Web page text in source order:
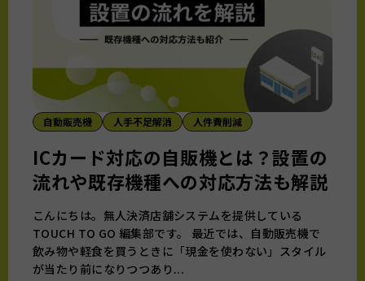
自動販売機 人手不足解消 人件費削減
ICカード対応の自販機とは？設置の
流れや既存機種への対応方法も解説
こんにちは。無人決済店舗システムを提供している
TOUCH TO GO 編集部です。 最近では、自動販売機で
飲み物や軽食を買うときに「現金を使わない」スタイル
が当たり前になりつつあり...